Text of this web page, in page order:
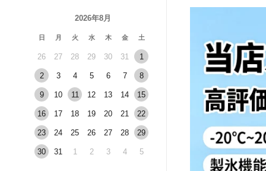
2026年8月
日 月 火 水 木 金 土
26 27 28 29 30 31 1
2 3 4 5 6 7 8
9 10 11 12 13 14 15
16 17 18 19 20 21 22
23 24 25 26 27 28 29
30 31 1 2 3 4 5